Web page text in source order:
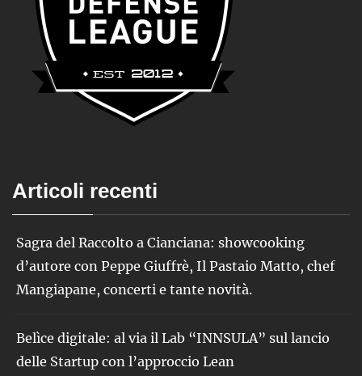
Articoli recenti
Sagra del Raccolto a Cianciana: showcooking
d’autore con Peppe Giuffrè, Il Pastaio Matto, chef
Mangiapane, concerti e tante novità.
Belìce digitale: al via il Lab “INNSULA” sul lancio
delle Startup con l’approccio Lean